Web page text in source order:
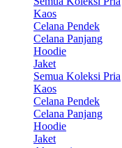
Kaos
Celana Pendek
Celana Panjang
Hoodie
Jaket
Semua Koleksi Pria
Kaos
Celana Pendek
Celana Panjang
Hoodie
Jaket